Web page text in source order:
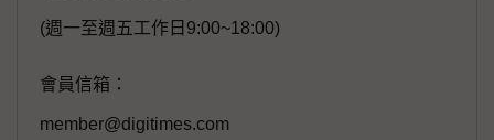
(週一至週五工作日9:00~18:00)
會員信箱：
member@digitimes.com